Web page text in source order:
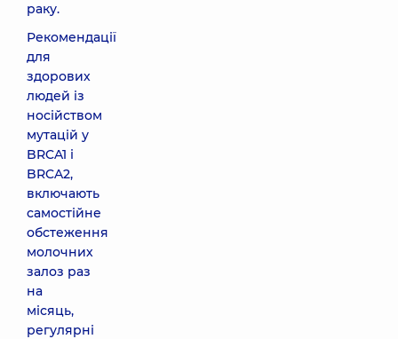
раку.
Рекомендації
для
здорових
людей із
носійством
мутацій у
BRCA1 і
BRCA2,
включають
самостійне
обстеження
молочних
залоз раз
на
місяць,
регулярні